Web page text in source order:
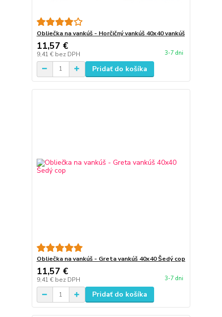
Obliečka na vankúš - Horčičný vankúš 40x40 vankúš
11,57 €
9,41 € bez DPH 3-7 dni
Pridať do košíka
Obliečka na vankúš - Greta vankúš 40x40 Šedý cop
11,57 €
9,41 € bez DPH 3-7 dni
Pridať do košíka